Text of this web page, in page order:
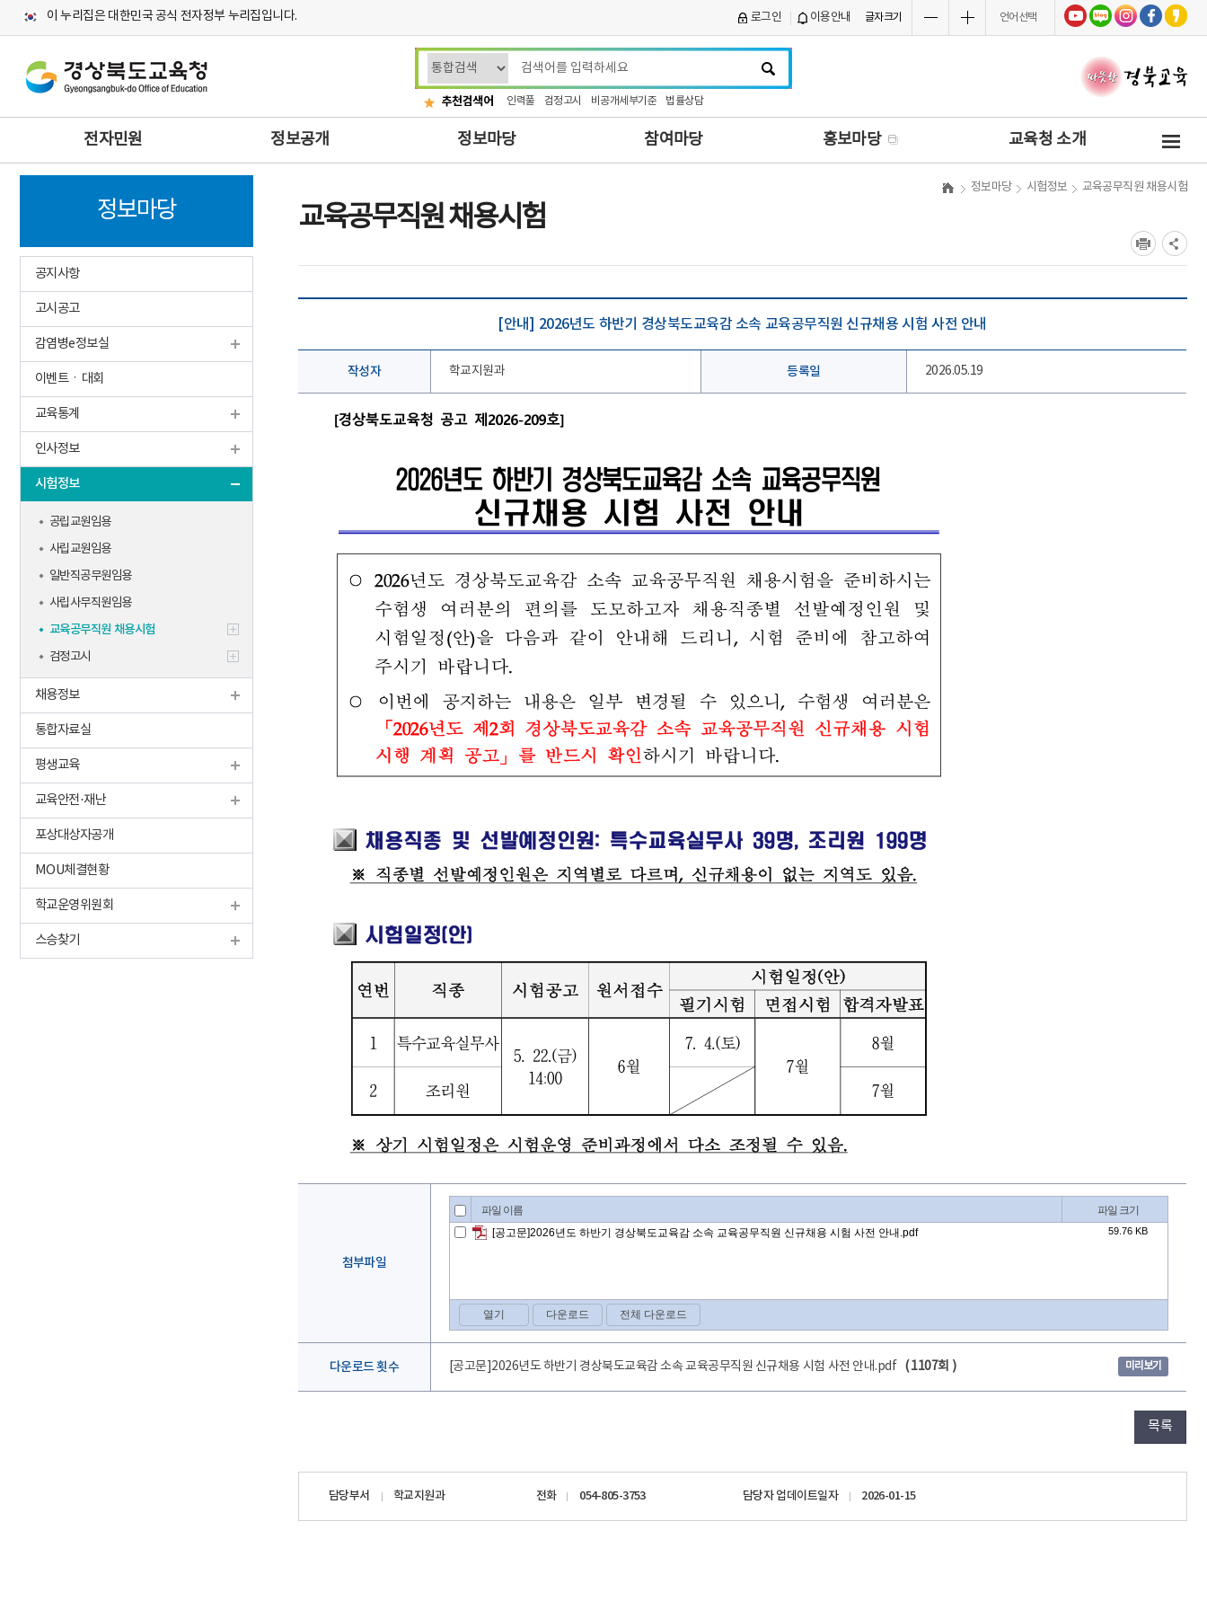
이 누리집은 대한민국 공식 전자정부 누리집입니다. 로그인 이용안내 글자크기 언어선택
검
색
어
입
추천검색어 인력풀 검정고시 비공개세부기준 법률상담
사
트
전자민원 정보공개 정보마당 참여마당 홍보마당 교육청 소개
정보마당
공지사항
고시공고
감염병e정보실
이벤트ㆍ대회
교육통계
인사정보
시험정보
공립교원임용
사립교원임용
일반직공무원임용
사립사무직원임용
교육공무직원 채용시험
검정고시
채용정보
통합자료실
평생교육
교육안전·재난
포상대상자공개
MOU체결현황
학교운영위원회
스승찾기
정보마당 시험정보 교육공무직원 채용시험
교육공무직원 채용시험
[안내] 2026년도 하반기 경상북도교육감 소속 교육공무직원 신규채용 시험 사전 안내
작성자 학교지원과 등록일 2026.05.19
첨부파일
다운로드 횟수 [공고문]2026년도 하반기 경상북도교육감 소속 교육공무직원 신규채용 시험 사전 안내.pdf ( 1107회 ) 미리보기
목록
담당부서 학교지원과 전화 054-805-3753 담당자 업데이트일자 2026-01-15